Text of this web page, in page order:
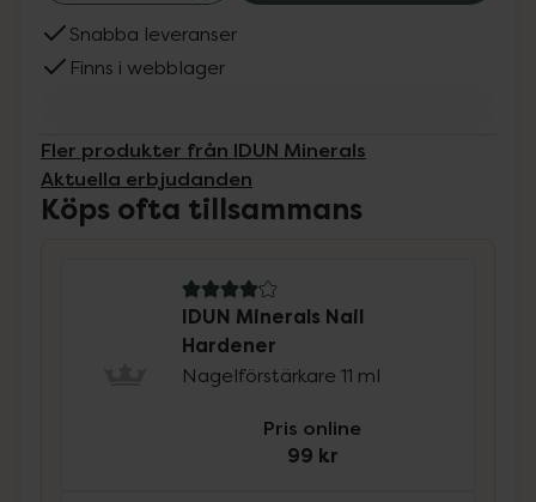
Snabba leveranser
Finns i webblager
Fler produkter från IDUN Minerals
Aktuella erbjudanden
Köps ofta tillsammans
4.1 av 5 i omdöme
IDUN Minerals Nail
Hardener
Nagelförstärkare 11 ml
Pris online
99 kr